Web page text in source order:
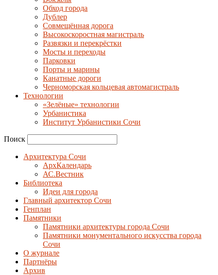
Обход города
Дублер
Совмещённая дорога
Высокоскоростная магистраль
Развязки и перекрёстки
Мосты и переходы
Парковки
Порты и марины
Канатные дороги
Черноморская кольцевая автомагистраль
Технологии
«Зелёные» технологии
Урбанистика
Институт Урбанистики Сочи
Поиск
Архитектура Сочи
АрхКалендарь
АС.Вестник
Библиотека
Идеи для города
Главный архитектор Сочи
Генплан
Памятники
Памятники архитектуры города Сочи
Памятники монументального искусства города
Сочи
О журнале
Партнёры
Архив